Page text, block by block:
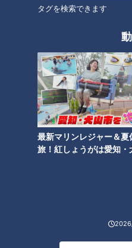
タグを検索できます
最新マリンレジャー＆夏
旅！紅しょうがは愛知・
オススメ関連コンテンツ
脅威の1Kgデカ盛りメニューが
たくさん！人気ファミレス店の